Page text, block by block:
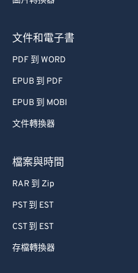
文件和電子書
PDF 到 WORD
EPUB 到 PDF
EPUB 到 MOBI
文件轉換器
檔案與時間
RAR 到 Zip
PST 到 EST
CST 到 EST
存檔轉換器